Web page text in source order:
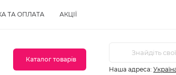
ТА ОПЛАТА АКЦІЇ
Каталог товарів
Наша адреса: